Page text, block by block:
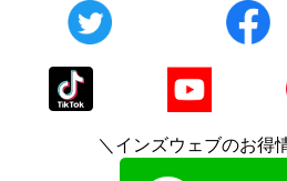
＼インズウェブのお得